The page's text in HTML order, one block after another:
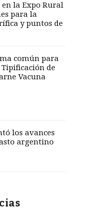
la Expo Rural
para la
y puntos de
común para
de
Vacuna
los avances
argentino